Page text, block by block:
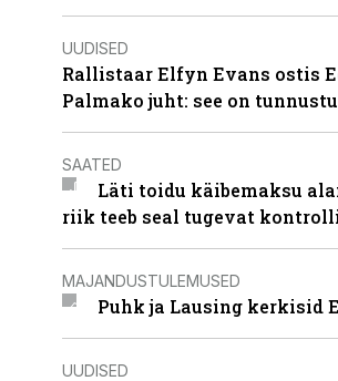
UUDISED
Rallistaar Elfyn Evans ostis
Palmako juht: see on
SAATED
Läti toidu käibemaksu
riik teeb seal tugevat
MAJANDUSTULEMUSED
Puhk ja Lausing kerkisid
UUDISED